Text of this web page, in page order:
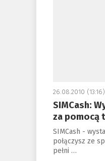
26.08.2010 (13:16)
SIMCash:
za pomocą
SIMCash -
połączysz ze
pełni …